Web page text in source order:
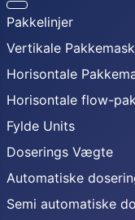
Pakkelinjer
Vertikale
Horisontale
Horisontale flow-
Fylde Units
Doserings Vægte
Automatiske
Semi automatiske